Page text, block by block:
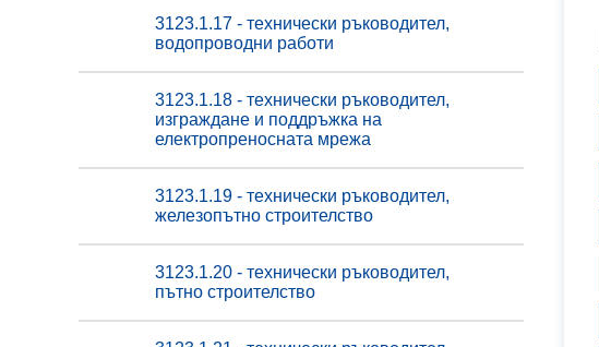
3123.1.17 - технически ръководител,
водопроводни работи
3123.1.18 - технически ръководител,
изграждане и поддръжка на
електропреносната мрежа
3123.1.19 - технически ръководител,
железопътно строителство
3123.1.20 - технически ръководител,
пътно строителство